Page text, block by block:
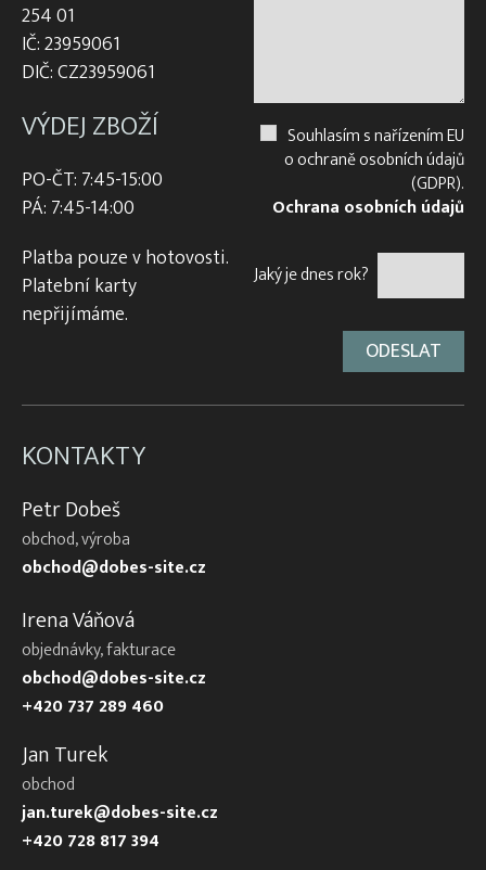
254 01
IČ: 23959061
DIČ: CZ23959061
VÝDEJ ZBOŽÍ
PO-ČT: 7:45-15:00
PÁ: 7:45-14:00
Platba pouze v hotovosti.
Platební karty
nepřijímáme.
Souhlasím s nařízením EU
o ochraně osobních údajů
(GDPR).
Ochrana osobních údajů
Jaký je dnes rok?
KONTAKTY
Petr Dobeš
obchod, výroba
obchod@dobes-site.cz
Irena Váňová
objednávky, fakturace
obchod@dobes-site.cz
+420 737 289 460
Jan Turek
obchod
jan.turek@dobes-site.cz
+420 728 817 394